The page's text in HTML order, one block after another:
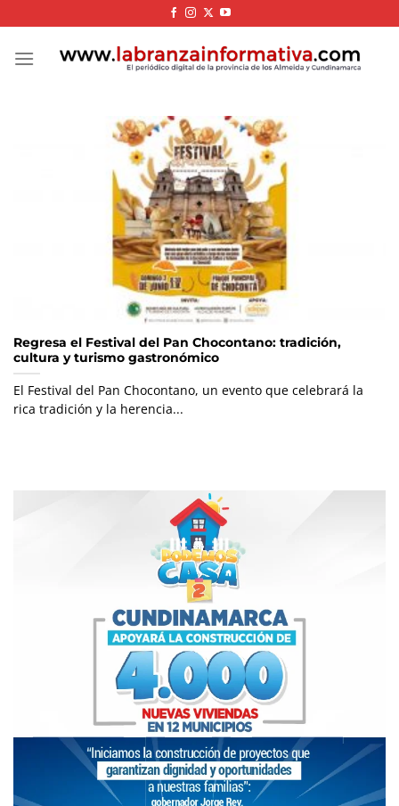
to
content
Regresa el Festival del Pan Chocontano: tradición,
cultura y turismo gastronómico
El Festival del Pan Chocontano, un evento que celebrará la
rica tradición y la herencia...